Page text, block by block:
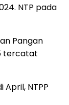
NTP pada
Pangan
tercatat
NTPP